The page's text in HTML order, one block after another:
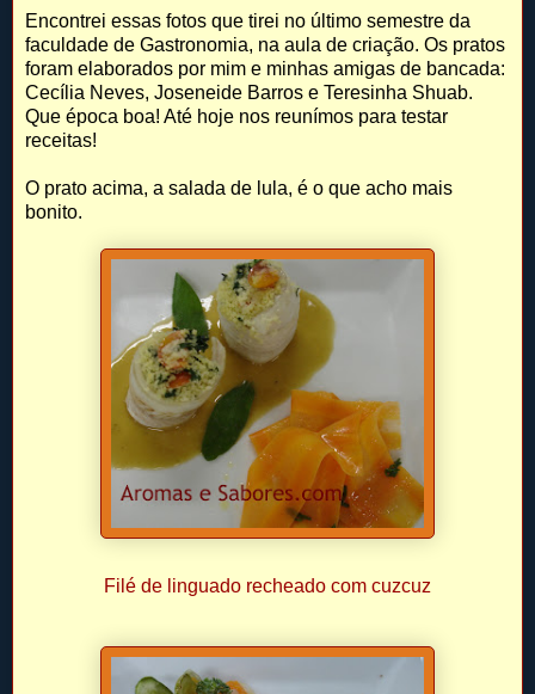
Encontrei essas fotos que tirei no último semestre da
faculdade de Gastronomia, na aula de criação. Os pratos
foram elaborados por mim e minhas amigas de bancada:
Cecília Neves, Joseneide Barros e Teresinha Shuab.
Que época boa! Até hoje nos reunímos para testar
receitas!
O prato acima, a salada de lula, é o que acho mais
bonito.
Filé de linguado recheado com cuzcuz